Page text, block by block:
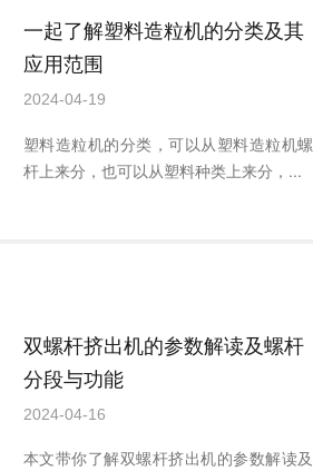
一起了解塑料造粒机的分类及其
应用范围
2024-04-19
塑料造粒机的分类，可以从塑料造粒机螺
杆上来分，也可以从塑料种类上来分，...
双螺杆挤出机的参数解读及螺杆
分段与功能
2024-04-16
本文带你了解双螺杆挤出机的参数解读及